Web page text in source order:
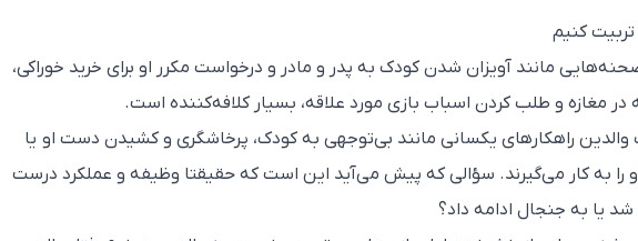
کنیم
مانند آویزان شدن کودک به پدر و مادر و درخواست مکرر او برای خرید خوراکی،
مغازه و طلب کردن اسباب بازی مورد علاقه، بسیار کلافه‌کننده است‌.
راهکارهای یکسانی مانند بی‌توجهی به کودک، پرخاشگری و کشیدن دست او یا
را به کار می‌گیرند. سؤالی که پیش می‌آید این است که حقیقتا وظیفه و عملکرد درست
یا به جنجال ادامه داد‌؟